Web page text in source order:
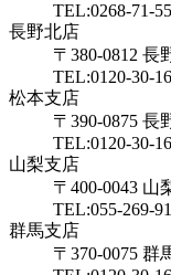
TEL:0268-71-
長野北店
〒380-0812 長
TEL:0120-30-
松本支店
〒390-0875 長
TEL:0120-30-
山梨支店
〒400-0043 山
TEL:055-269-
群馬支店
〒370-0075 群